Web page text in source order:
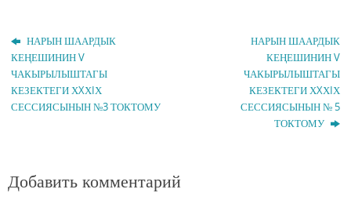
НАРЫН ШААРДЫК
КЕҢЕШИНИН V
ЧАКЫРЫЛЫШТАГЫ
КЕЗЕКТЕГИ ХXХIХ
СЕССИЯСЫНЫН №3 ТОКТОМУ
НАРЫН ШААРДЫК
КЕҢЕШИНИН V
ЧАКЫРЫЛЫШТАГЫ
КЕЗЕКТЕГИ ХXХIХ
СЕССИЯСЫНЫН № 5
ТОКТОМУ
Добавить комментарий